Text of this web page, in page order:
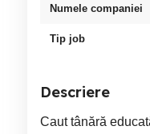
Numele companiei
Tip job
Descriere
Caut tânără